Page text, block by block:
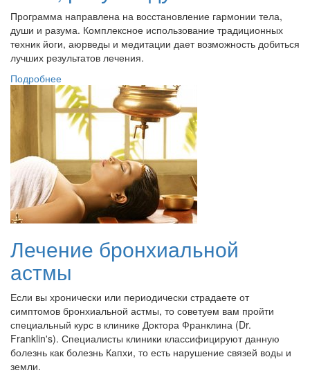
Программа направлена на восстановление гармонии тела,
души и разума. Комплексное использование традиционных
техник йоги, аюрведы и медитации дает возможность добиться
лучших результатов лечения.
Подробнее
Лечение бронхиальной
астмы
Если вы хронически или периодически страдаете от
симптомов бронхиальной астмы, то советуем вам пройти
специальный курс в клинике Доктора Франклина (Dr.
Franklin's). Специалисты клиники классифицируют данную
болезнь как болезнь Капхи, то есть нарушение связей воды и
земли.